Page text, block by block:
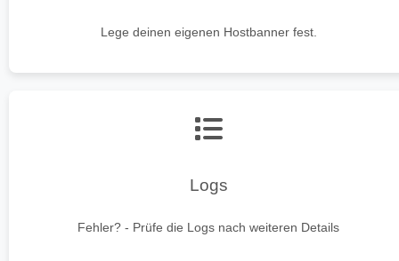
Lege deinen eigenen Hostbanner fest.
Logs
Fehler? - Prüfe die Logs nach weiteren Details